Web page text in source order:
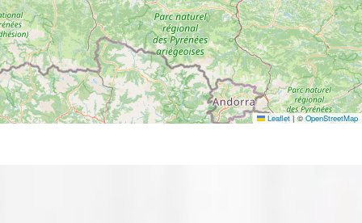
Leaflet |©OpenStreetMap